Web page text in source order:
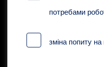
потребами
зміна попиту на